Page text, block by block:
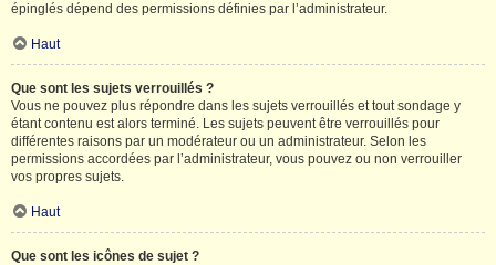
épinglés dépend des permissions définies par l’administrateur.
Haut
Que sont les sujets verrouillés ?
Vous ne pouvez plus répondre dans les sujets verrouillés et tout sondage y
étant contenu est alors terminé. Les sujets peuvent être verrouillés pour
différentes raisons par un modérateur ou un administrateur. Selon les
permissions accordées par l’administrateur, vous pouvez ou non verrouiller
vos propres sujets.
Haut
Que sont les icônes de sujet ?